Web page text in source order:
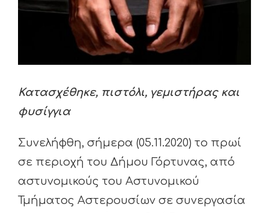
Κατασχέθηκε, πιστόλι, γεμιστήρας και
φυσίγγια
Συνελήφθη, σήμερα (05.11.2020) το πρωί
σε περιοχή του Δήμου Γόρτυνας, από
αστυνομικούς του Αστυνομικού
Τμήματος Αστερουσίων σε συνεργασία